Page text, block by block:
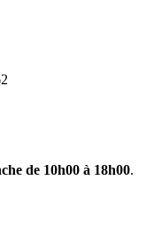
de 10h00 à 18h00.